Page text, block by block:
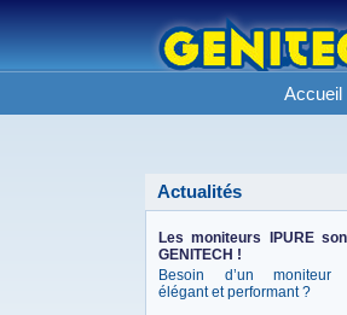
Accueil
Actualités
Les moniteurs IPURE
GENITECH !
Besoin d’un moniteur
élégant et performant ?